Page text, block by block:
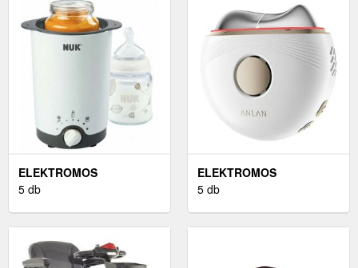
ELEKTROMOS
CUMISÜVEG MELEGÍTŐK
5 db
ELEKTROMOS
ARCMASSZÍROZÓ
5 db